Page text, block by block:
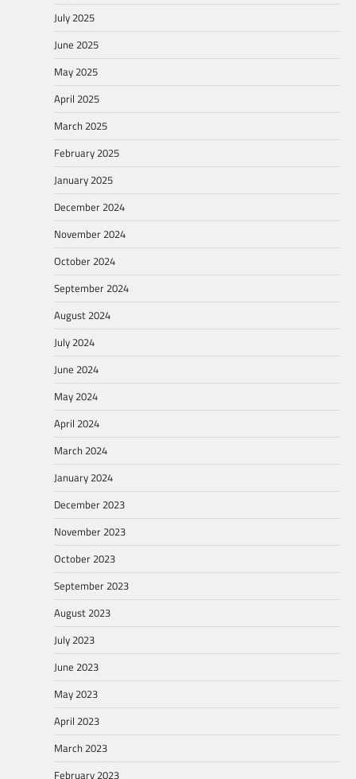
July 2025
June 2025
May 2025
April 2025
March 2025
February 2025
January 2025
December 2024
November 2024
October 2024
September 2024
August 2024
July 2024
June 2024
May 2024
April 2024
March 2024
January 2024
December 2023
November 2023
October 2023
September 2023
August 2023
July 2023
June 2023
May 2023
April 2023
March 2023
February 2023